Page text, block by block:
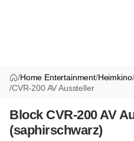
/Home Entertainment/Heimkino/
/CVR-200 AV Aussteller
Block CVR-200 AV
(saphirschwarz)